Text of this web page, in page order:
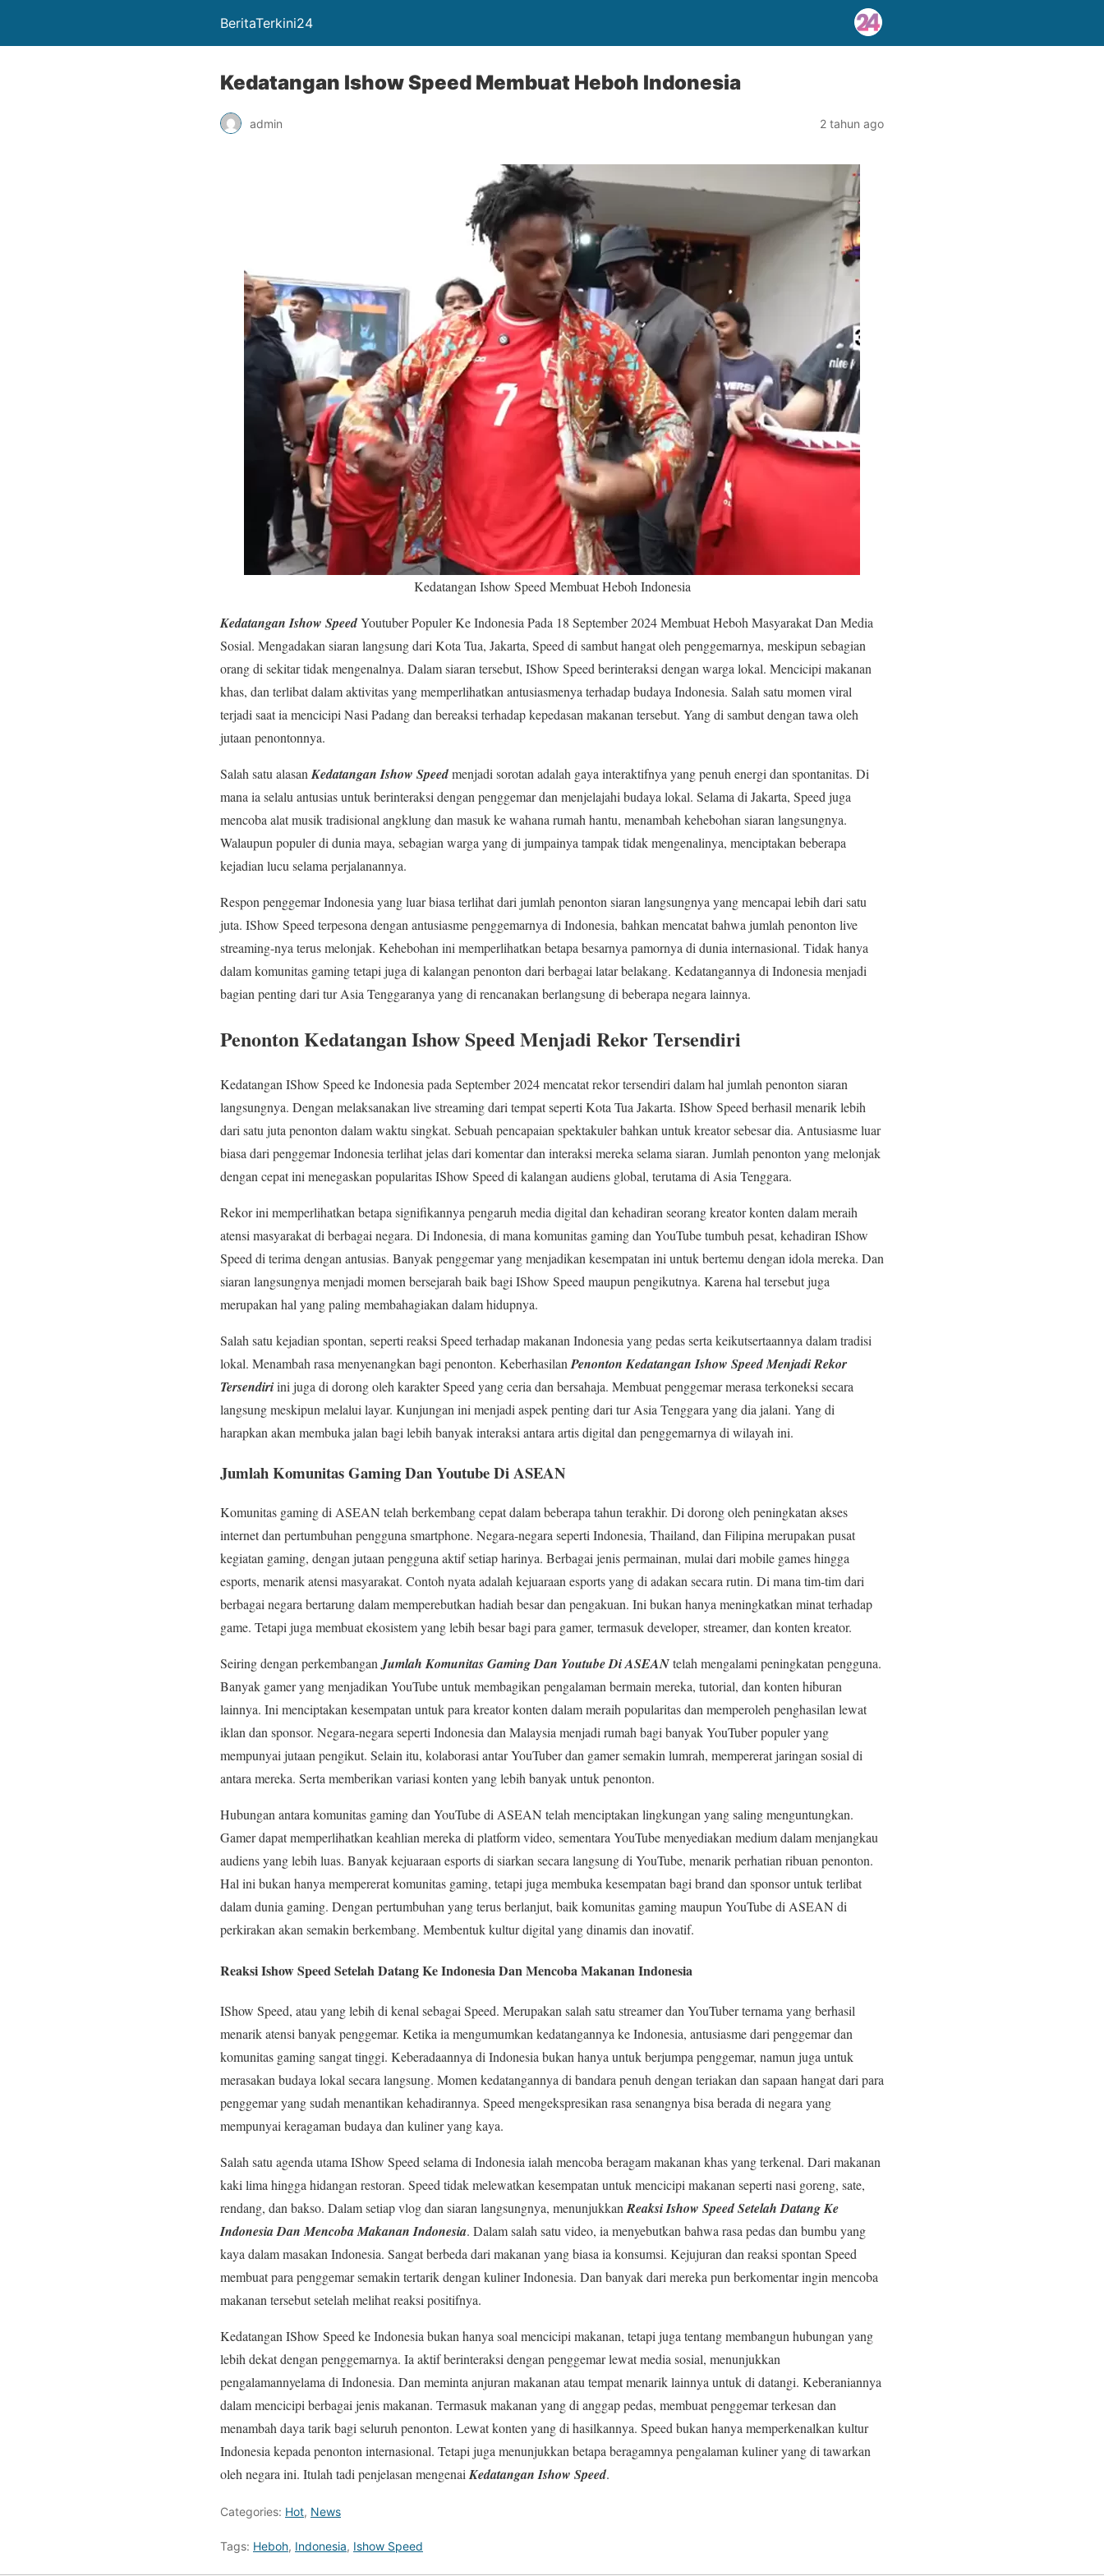
BeritaTerkini24
Kedatangan Ishow Speed Membuat Heboh Indonesia
admin 2 tahun ago
Kedatangan Ishow Speed Membuat Heboh Indonesia
Kedatangan Ishow SpeedYoutuber Populer Ke Indonesia Pada 18 September 2024 Membuat Heboh Masyarakat Dan Media
Sosial. Mengadakan siaran langsung dari Kota Tua, Jakarta, Speed di sambut hangat oleh penggemarnya, meskipun sebagian
orang di sekitar tidak mengenalnya. Dalam siaran tersebut, IShow Speed berinteraksi dengan warga lokal. Mencicipi makanan
khas, dan terlibat dalam aktivitas yang memperlihatkan antusiasmenya terhadap budaya Indonesia. Salah satu momen viral
terjadi saat ia mencicipi Nasi Padang dan bereaksi terhadap kepedasan makanan tersebut. Yang di sambut dengan tawa oleh
jutaan penontonnya.
Salah satu alasan Kedatangan Ishow Speedmenjadi sorotan adalah gaya interaktifnya yang penuh energi dan spontanitas. Di
mana ia selalu antusias untuk berinteraksi dengan penggemar dan menjelajahi budaya lokal. Selama di Jakarta, Speed juga
mencoba alat musik tradisional angklung dan masuk ke wahana rumah hantu, menambah kehebohan siaran langsungnya.
Walaupun populer di dunia maya, sebagian warga yang di jumpainya tampak tidak mengenalinya, menciptakan beberapa
kejadian lucu selama perjalanannya.
Respon penggemar Indonesia yang luar biasa terlihat dari jumlah penonton siaran langsungnya yang mencapai lebih dari satu
juta. IShow Speed terpesona dengan antusiasme penggemarnya di Indonesia, bahkan mencatat bahwa jumlah penonton live
streaming-nya terus melonjak. Kehebohan ini memperlihatkan betapa besarnya pamornya di dunia internasional. Tidak hanya
dalam komunitas gaming tetapi juga di kalangan penonton dari berbagai latar belakang. Kedatangannya di Indonesia menjadi
bagian penting dari tur Asia Tenggaranya yang di rencanakan berlangsung di beberapa negara lainnya.
Penonton Kedatangan Ishow Speed Menjadi Rekor Tersendiri
Kedatangan IShow Speed ke Indonesia pada September 2024 mencatat rekor tersendiri dalam hal jumlah penonton siaran
langsungnya. Dengan melaksanakan live streaming dari tempat seperti Kota Tua Jakarta. IShow Speed berhasil menarik lebih
dari satu juta penonton dalam waktu singkat. Sebuah pencapaian spektakuler bahkan untuk kreator sebesar dia. Antusiasme luar
biasa dari penggemar Indonesia terlihat jelas dari komentar dan interaksi mereka selama siaran. Jumlah penonton yang melonjak
dengan cepat ini menegaskan popularitas IShow Speed di kalangan audiens global, terutama di Asia Tenggara.
Rekor ini memperlihatkan betapa signifikannya pengaruh media digital dan kehadiran seorang kreator konten dalam meraih
atensi masyarakat di berbagai negara. Di Indonesia, di mana komunitas gaming dan YouTube tumbuh pesat, kehadiran IShow
Speed di terima dengan antusias. Banyak penggemar yang menjadikan kesempatan ini untuk bertemu dengan idola mereka. Dan
siaran langsungnya menjadi momen bersejarah baik bagi IShow Speed maupun pengikutnya. Karena hal tersebut juga
merupakan hal yang paling membahagiakan dalam hidupnya.
Salah satu kejadian spontan, seperti reaksi Speed terhadap makanan Indonesia yang pedas serta keikutsertaannya dalam tradisi
lokal. Menambah rasa menyenangkan bagi penonton. Keberhasilan Penonton Kedatangan Ishow Speed Menjadi Rekor
Tersendiriini juga di dorong oleh karakter Speed yang ceria dan bersahaja. Membuat penggemar merasa terkoneksi secara
langsung meskipun melalui layar. Kunjungan ini menjadi aspek penting dari tur Asia Tenggara yang dia jalani. Yang di
harapkan akan membuka jalan bagi lebih banyak interaksi antara artis digital dan penggemarnya di wilayah ini.
Jumlah Komunitas Gaming Dan Youtube Di ASEAN
Komunitas gaming di ASEAN telah berkembang cepat dalam beberapa tahun terakhir. Di dorong oleh peningkatan akses
internet dan pertumbuhan pengguna smartphone. Negara-negara seperti Indonesia, Thailand, dan Filipina merupakan pusat
kegiatan gaming, dengan jutaan pengguna aktif setiap harinya. Berbagai jenis permainan, mulai dari mobile games hingga
esports, menarik atensi masyarakat. Contoh nyata adalah kejuaraan esports yang di adakan secara rutin. Di mana tim-tim dari
berbagai negara bertarung dalam memperebutkan hadiah besar dan pengakuan. Ini bukan hanya meningkatkan minat terhadap
game. Tetapi juga membuat ekosistem yang lebih besar bagi para gamer, termasuk developer, streamer, dan konten kreator.
Seiring dengan perkembanganJumlah Komunitas Gaming Dan Youtube Di ASEANtelah mengalami peningkatan pengguna.
Banyak gamer yang menjadikan YouTube untuk membagikan pengalaman bermain mereka, tutorial, dan konten hiburan
lainnya. Ini menciptakan kesempatan untuk para kreator konten dalam meraih popularitas dan memperoleh penghasilan lewat
iklan dan sponsor. Negara-negara seperti Indonesia dan Malaysia menjadi rumah bagi banyak YouTuber populer yang
mempunyai jutaan pengikut. Selain itu, kolaborasi antar YouTuber dan gamer semakin lumrah, mempererat jaringan sosial di
antara mereka. Serta memberikan variasi konten yang lebih banyak untuk penonton.
Hubungan antara komunitas gaming dan YouTube di ASEAN telah menciptakan lingkungan yang saling menguntungkan.
Gamer dapat memperlihatkan keahlian mereka di platform video, sementara YouTube menyediakan medium dalam menjangkau
audiens yang lebih luas. Banyak kejuaraan esports di siarkan secara langsung di YouTube, menarik perhatian ribuan penonton.
Hal ini bukan hanya mempererat komunitas gaming, tetapi juga membuka kesempatan bagi brand dan sponsor untuk terlibat
dalam dunia gaming. Dengan pertumbuhan yang terus berlanjut, baik komunitas gaming maupun YouTube di ASEAN di
perkirakan akan semakin berkembang. Membentuk kultur digital yang dinamis dan inovatif.
Reaksi Ishow Speed Setelah Datang Ke Indonesia Dan Mencoba Makanan Indonesia
IShow Speed, atau yang lebih di kenal sebagai Speed. Merupakan salah satu streamer dan YouTuber ternama yang berhasil
menarik atensi banyak penggemar. Ketika ia mengumumkan kedatangannya ke Indonesia, antusiasme dari penggemar dan
komunitas gaming sangat tinggi. Keberadaannya di Indonesia bukan hanya untuk berjumpa penggemar, namun juga untuk
merasakan budaya lokal secara langsung. Momen kedatangannya di bandara penuh dengan teriakan dan sapaan hangat dari para
penggemar yang sudah menantikan kehadirannya. Speed mengekspresikan rasa senangnya bisa berada di negara yang
mempunyai keragaman budaya dan kuliner yang kaya.
Salah satu agenda utama IShow Speed selama di Indonesia ialah mencoba beragam makanan khas yang terkenal. Dari makanan
kaki lima hingga hidangan restoran. Speed tidak melewatkan kesempatan untuk mencicipi makanan seperti nasi goreng, sate,
rendang, dan bakso. Dalam setiap vlog dan siaran langsungnya, menunjukkan Reaksi Ishow Speed Setelah Datang Ke
Indonesia Dan Mencoba Makanan Indonesia. Dalam salah satu video, ia menyebutkan bahwa rasa pedas dan bumbu yang
kaya dalam masakan Indonesia. Sangat berbeda dari makanan yang biasa ia konsumsi. Kejujuran dan reaksi spontan Speed
membuat para penggemar semakin tertarik dengan kuliner Indonesia. Dan banyak dari mereka pun berkomentar ingin mencoba
makanan tersebut setelah melihat reaksi positifnya.
Kedatangan IShow Speed ke Indonesia bukan hanya soal mencicipi makanan, tetapi juga tentang membangun hubungan yang
lebih dekat dengan penggemarnya. Ia aktif berinteraksi dengan penggemar lewat media sosial, menunjukkan
pengalamannyelama di Indonesia. Dan meminta anjuran makanan atau tempat menarik lainnya untuk di datangi. Keberaniannya
dalam mencicipi berbagai jenis makanan. Termasuk makanan yang di anggap pedas, membuat penggemar terkesan dan
menambah daya tarik bagi seluruh penonton. Lewat konten yang di hasilkannya. Speed bukan hanya memperkenalkan kultur
Indonesia kepada penonton internasional. Tetapi juga menunjukkan betapa beragamnya pengalaman kuliner yang di tawarkan
oleh negara ini. Itulah tadi penjelasan mengenai Kedatangan Ishow Speed.
Categories: Hot, News
Tags: Heboh, Indonesia, Ishow Speed